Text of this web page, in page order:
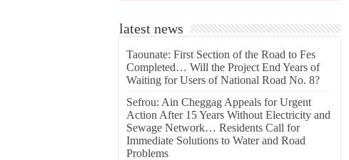
latest news
Taounate: First Section of the Road to Fes
Completed… Will the Project End Years of
Waiting for Users of National Road No. 8?
Sefrou: Ain Cheggag Appeals for Urgent
Action After 15 Years Without Electricity and
Sewage Network… Residents Call for
Immediate Solutions to Water and Road
Problems